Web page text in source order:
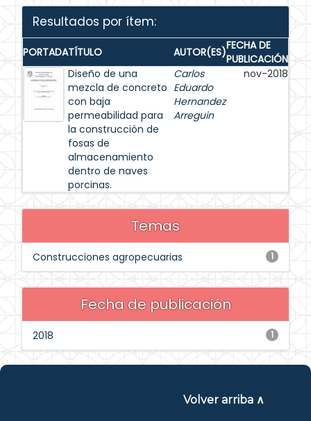
Resultados por ítem:
PORTADATÍTULO AUTOR(ES)FECHA DE
PUBLICACIÓN
Diseño de una
mezcla de concreto
con baja
permeabilidad para
la construcción de
fosas de
almacenamiento
dentro de naves
porcinas.
Carlos
Eduardo
Hernandez
Arreguin
nov-2018
Temas
1
Construcciones agropecuarias
Fecha de publicación
1
2018
Volver arriba ∧